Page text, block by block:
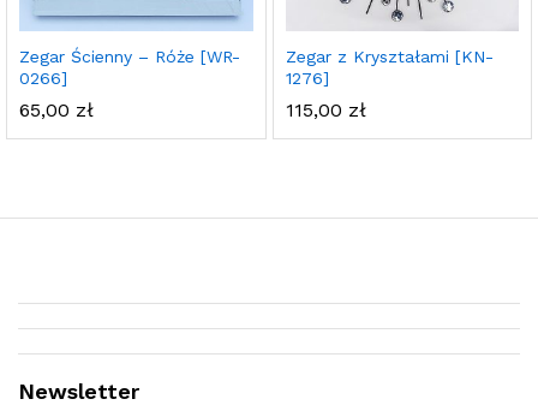
Zegar Ścienny – Róże [WR-
0266]
65,00 zł
Zegar z Kryształami [KN-
1276]
115,00 zł
Newsletter